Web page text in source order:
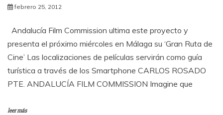
febrero 25, 2012
Andalucía Film Commission ultima este proyecto y
presenta el próximo miércoles en Málaga su ‘Gran Ruta de
Cine’ Las localizaciones de películas servirán como guía
turística a través de los Smartphone CARLOS ROSADO
PTE. ANDALUCÍA FILM COMMISSION Imagine que
leer más